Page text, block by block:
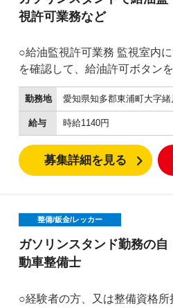
マイナスの査定はありません
は賞与での還元や昇進等のス
れる環境があるのも、 多方面
社バロンパークの強みです。
視許可業務など
○給油監視許可業務 監視室内
を確認して、給油許可ボタンを押す仕
簡単な清
給油レーンや
周り、洗車機などのかんたんな清掃
が分からない方への操作説明 ○釣銭機へのお金の補
充、回収など 外に設置された
勤務地
給与 時給1140円
募集詳細を見る
整備/鈑金/レッカー
ガソリンスタンド勤務の自
動車整備士
○経験者の方、又は整備資格